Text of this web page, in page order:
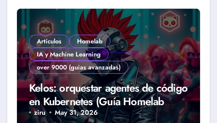
Artículos
Homelab
IA y Machine Learning
over 9000 (guias avanzadas)
Kelos: orquestar agentes de código
en Kubernetes (Guía Homelab
2026)
ziru May 31, 2026